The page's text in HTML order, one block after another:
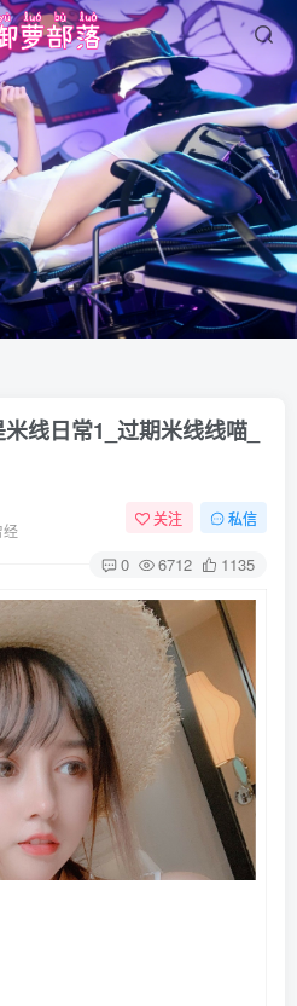
线日常1_过期米线线喵_
经
关注 私信
0 6712 1135